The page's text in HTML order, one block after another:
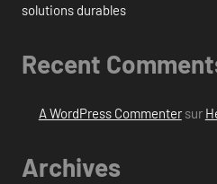
solutions durables
Recent
A WordPress Commentersur
Archives